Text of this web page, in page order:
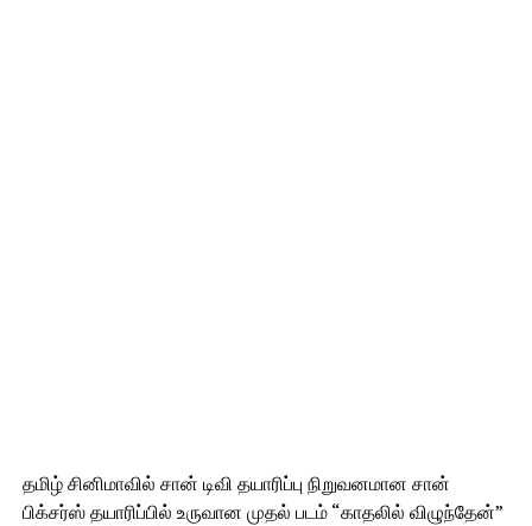
தமிழ் சினிமாவில் சான் டிவி தயாரிப்பு நிறுவனமான சான்
பிக்சர்ஸ் தயாரிப்பில் உருவான முதல் படம் “காதலில் விழுந்தேன்”